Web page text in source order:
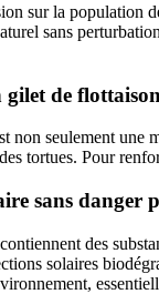
sur la population
sans
de
non seulement une
tortues. Pour
sans danger
des
solaires